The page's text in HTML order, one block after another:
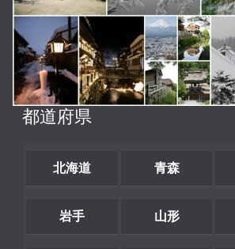
都道府県
北海道 青森
岩手 山形